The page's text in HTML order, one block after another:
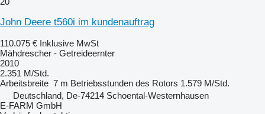
John Deere t560i im kundenauftrag
110.075 € Inklusive MwSt
Mähdrescher - Getreideernter
2010
2.351 M/Std.
Arbeitsbreite 7 m Betriebsstunden des Rotors 1.579 M/Std.
Deutschland, De-74214 Schoental-Westernhausen
E-FARM GmbH